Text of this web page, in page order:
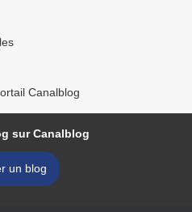
Canalblog
sur Canalblog
un blog